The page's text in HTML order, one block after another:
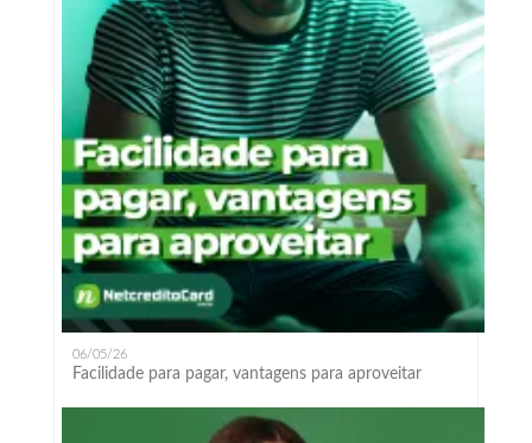
06/05/26
Facilidade para pagar, vantagens para aproveitar